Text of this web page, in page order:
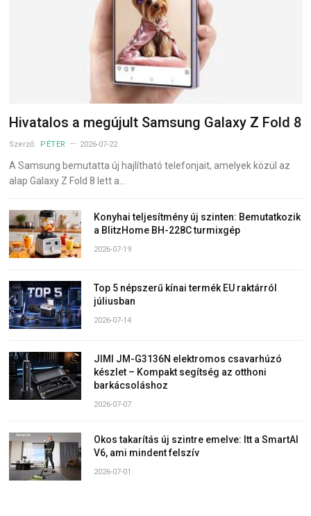
Hivatalos a megújult Samsung Galaxy Z Fold 8
Szerző: PÉTER 2026-07-22
A Samsung bemutatta új hajlítható telefonjait, amelyek közül az
alap Galaxy Z Fold 8 lett a…
Konyhai teljesítmény új szinten: Bemutatkozik
a BlitzHome BH-228C turmixgép
2026-07-19
Top 5 népszerű kínai termék EU raktárról
júliusban
2026-07-14
JIMI JM-G3136N elektromos csavarhúzó
készlet – Kompakt segítség az otthoni
barkácsoláshoz
2026-07-07
Okos takarítás új szintre emelve: Itt a SmartAI
V6, ami mindent felszív
2026-07-01